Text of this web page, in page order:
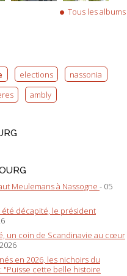
Tous les albums
elections
nassonia
ambly
Meulemans à Nassogne - 05
été décapité, le président
un coin de Scandinavie au cœur
en 2026, les nichoirs du
"Puisse cette belle histoire